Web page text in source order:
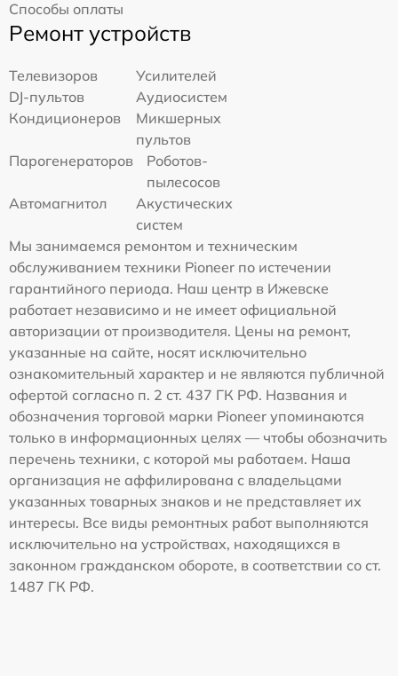
Способы оплаты
Ремонт устройств
Телевизоров
Усилителей
DJ-пультов
Аудиосистем
Кондиционеров
Микшерных
пультов
Парогенераторов
Роботов-
пылесосов
Автомагнитол
Акустических
систем
Мы занимаемся ремонтом и техническим
обслуживанием техники Pioneer по истечении
гарантийного периода. Наш центр в Ижевске
работает независимо и не имеет официальной
авторизации от производителя. Цены на ремонт,
указанные на сайте, носят исключительно
ознакомительный характер и не являются публичной
офертой согласно п. 2 ст. 437 ГК РФ. Названия и
обозначения торговой марки Pioneer упоминаются
только в информационных целях — чтобы обозначить
перечень техники, с которой мы работаем. Наша
организация не аффилирована с владельцами
указанных товарных знаков и не представляет их
интересы. Все виды ремонтных работ выполняются
исключительно на устройствах, находящихся в
законном гражданском обороте, в соответствии со ст.
1487 ГК РФ.